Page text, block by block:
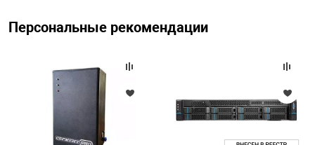
Персональные рекомендации